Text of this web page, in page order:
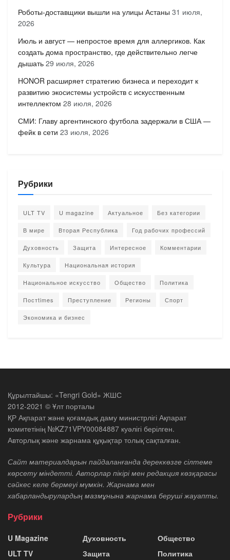
Роботы-доставщики вышли на улицы Астаны 31 июля,
2026
Июль и август — непростое время для аллергиков. Как
создать дома пространство, где действительно легче
дышать 29 июля, 2026
HONOR расширяет стратегию бизнеса и переходит к
развитию экосистемы устройств с искусственным
интеллектом 28 июля, 2026
СМИ: Главу аргентинского футбола задержали в США —
фейк в сети 23 июля, 2026
Рубрики
ULT TV U magazine Актуальное Без категории
В мире Вторая Республика Год рабочих профессий
Духовность Защита Интересное Комментарии
Культура Национальная история
Национальное искусство Общество Политика
Постtimes Преступление Регионы Спорт
Экономика и бизнес
Құрылтайшы: «Tengri Gold» ЖШС
2012-2021 © Ұлт порталы
ҚР Ақпарат және қоғамдық даму министрлігі Ақпарат
комитетінің №KZ71VPY00084887 куәлігі берілген.
Авторлық және жарнама құқықтар толық сақталған.
Сайт материалдарын пайдаланғанда дереккөзге сілтеме
көрсету міндетті. Авторлар пікірі мен редакция көзқарасы
сәйкес келе бермеуі мүмкін. Жарнама мен
хабарландырулардың мазмұнына жарнама беруші жауапты.
Рубрики
U Magazine
ULT TV
Духовность
Защита
Общество
Политика